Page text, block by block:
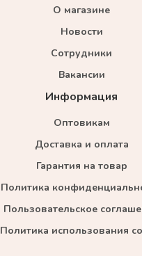
О магазине
Новости
Сотрудники
Вакансии
Информация
Оптовикам
Доставка и оплата
Гарантия на товар
Политика
Пользовательское
Политика использования